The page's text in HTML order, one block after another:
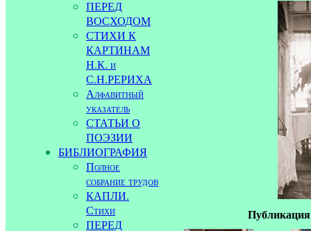
ПЕРЕД
ВОСХОДОМ
СТИХИ К
КАРТИНАМ
Н.К. и
С.Н.РЕРИХА
Алфавитный
указатель
СТАТЬИ О
ПОЭЗИИ
БИБЛИОГРАФИЯ
Полное
собрание трудов
КАПЛИ.
Стихи
ПЕРЕД